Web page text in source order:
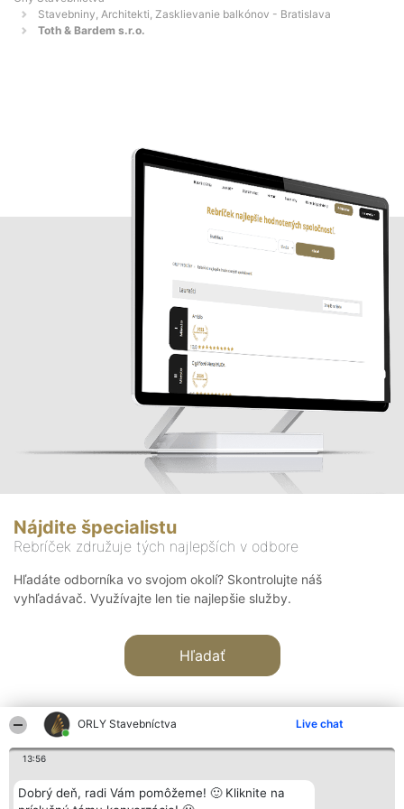
ORLY Stavebníctva Live chat
13:56
Dobrý deň, radi Vám pomôžeme! 🙂 Kliknite na
Stavebniny, Architekti, Zasklievanie balkónov - Bratislava
Toth & Bardem s.r.o.
Nájdite špecialistu
Rebríček združuje tých najlepších v odbore
Hľadáte odborníka vo svojom okolí? Skontrolujte náš
vyhľadávač. Využívajte len tie najlepšie služby.
Hľadať
Organizátor hodnotenia
Bright Side Solutions sp. z o.
Hodnotenie
Laureáti
Kontakt
Kontakt